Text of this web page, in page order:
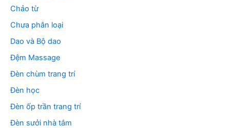
Chảo từ
Chưa phân loại
Dao và Bộ dao
Đệm Massage
Đèn chùm trang trí
Đèn học
Đèn ốp trần trang trí
Đèn sưởi nhà tắm